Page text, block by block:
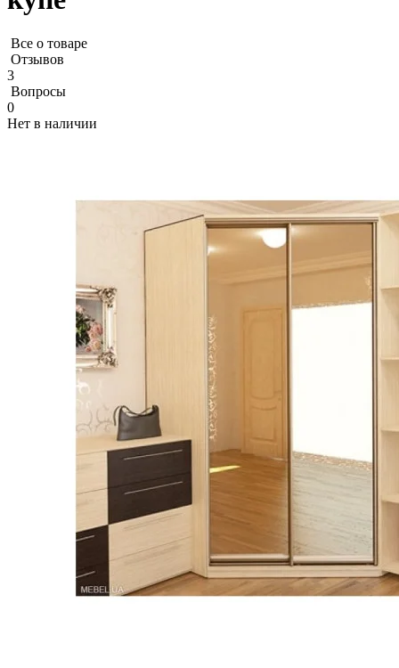
Все о товаре
Отзывов
3
Вопросы
0
Нет в наличии